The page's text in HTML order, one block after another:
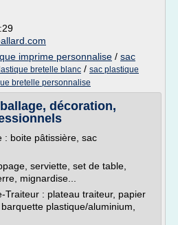
imprime personnalise / sac
bretelle blanc / sac plastique
bretelle personnalise
décoration,
: boite pâtissière, sac
serviette, set de table,
mignardise...
Traiteur : plateau traiteur, papier
plastique/aluminium,